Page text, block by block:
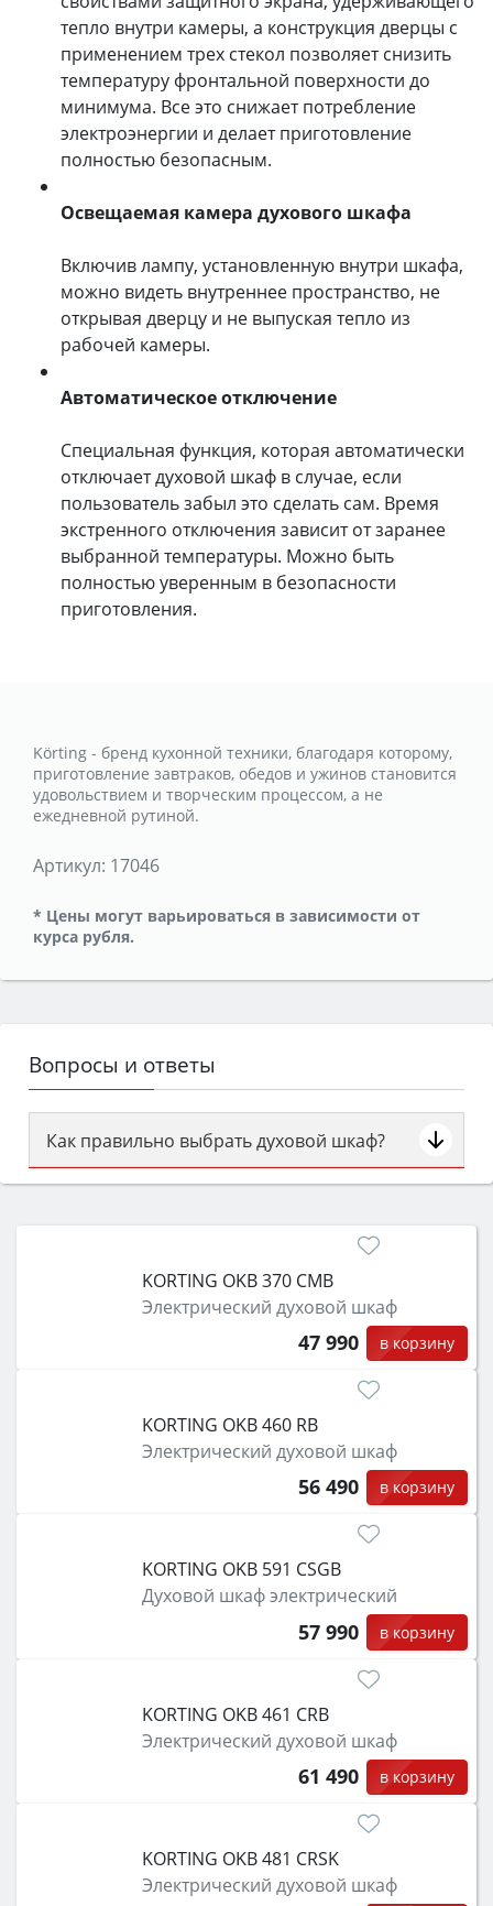
тепло внутри камеры, а конструкция дверцы с
применением трех стекол позволяет снизить
температуру фронтальной поверхности до
минимума. Все это снижает потребление
электроэнергии и делает приготовление
полностью безопасным.
Освещаемая камера духового шкафа
Включив лампу, установленную внутри шкафа,
можно видеть внутреннее пространство, не
открывая дверцу и не выпуская тепло из
рабочей камеры.
Автоматическое отключение
Специальная функция, которая автоматически
отключает духовой шкаф в случае, если
пользователь забыл это сделать сам. Время
экстренного отключения зависит от заранее
выбранной температуры. Можно быть
полностью уверенным в безопасности
приготовления.
Körting - бренд кухонной техники, благодаря которому,
приготовление завтраков, обедов и ужинов становится
удовольствием и творческим процессом, а не
ежедневной рутиной.
Артикул: 17046
* Цены могут варьироваться в зависимости от
курса рубля.
Вопросы и ответы
Как правильно выбрать духовой шкаф?
Сначала определитесь с типом (газовый или
затем смотрите на объём 50–70 л для семьи,
функции (конвекция, гриль, самоочистка,
защита от детей).
KORTING OKB 370 CMB
Электрический духовой шкаф
47 990 в корзину
KORTING OKB 460 RB
Электрический духовой шкаф
56 490 в корзину
KORTING OKB 591 CSGB
Духовой шкаф электрический
57 990 в корзину
KORTING OKB 461 CRB
Электрический духовой шкаф
61 490 в корзину
KORTING OKB 481 CRSK
Электрический духовой шкаф